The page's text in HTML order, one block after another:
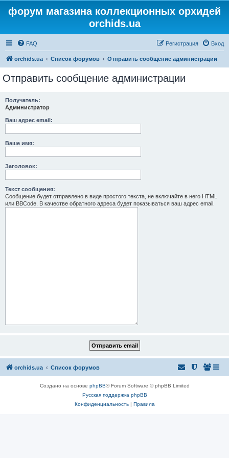
форум магазина коллекционных орхидей
orchids.ua
FAQ Вход
Регистрация
orchids.ua Список форумов Отправить сообщение администрации
Отправить сообщение администрации
Получатель:
Администратор
Ваш адрес email:
Ваше имя:
Заголовок:
Текст сообщения:
Сообщение будет отправлено в виде простого текста, не включайте в него HTML
или BBCode. В качестве обратного адреса будет показываться ваш адрес email.
orchids.ua Список форумов
Создано на основе phpBB® Forum Software © phpBB Limited
Русская поддержка phpBB
Конфиденциальность| Правила